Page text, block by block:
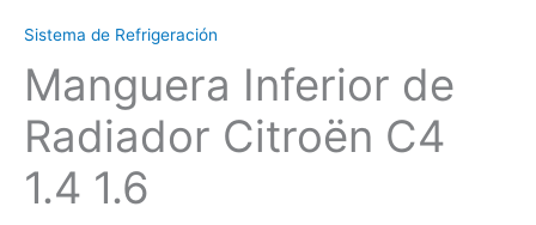
Sistema de Refrigeración
Manguera Inferior de
Radiador Citroën C4
1.4 1.6